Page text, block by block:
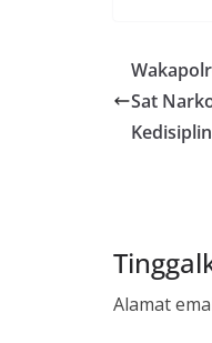
Sat
Alamat